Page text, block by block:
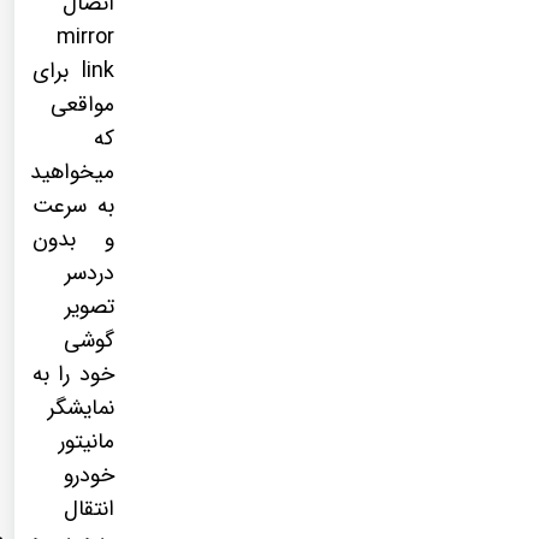
mirror
link برای
مواقعی
که
میخواهید
به سرعت
و بدون
دردسر
تصویر
گوشی
خود را به
نمایشگر
مانیتور
خودرو
انتقال